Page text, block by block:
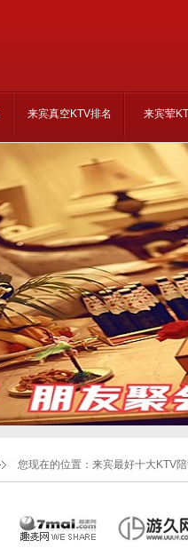
来宾真空KTV排名 来宾荤
您现在的位置： 来宾最好十大KTV